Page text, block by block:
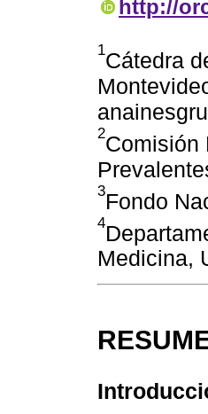
http://
1Cátedra
2Comisión
3Fondo
4
Medicina,